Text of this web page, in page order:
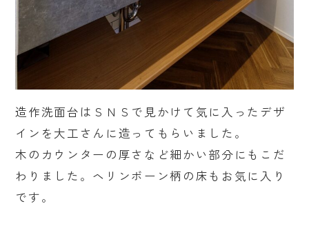
造作洗面台はＳＮＳで見かけて気に入ったデザ
インを大工さんに造ってもらいました。
木のカウンターの厚さなど細かい部分にもこだ
わりました。ヘリンボーン柄の床もお気に入り
です。